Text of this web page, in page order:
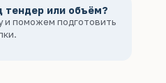
тендер или объём?
и поможем подготовить